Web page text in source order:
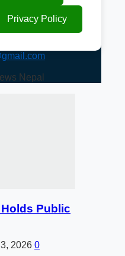
Privacy Policy
Nepal
Public
2026 0